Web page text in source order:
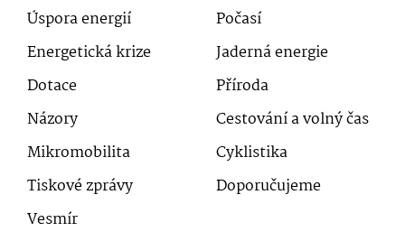
Úspora energií
Počasí
Energetická krize
Jaderná energie
Dotace
Příroda
Názory
Cestování a volný čas
Mikromobilita
Cyklistika
Tiskové zprávy
Doporučujeme
Vesmír